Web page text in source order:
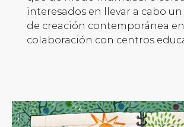
interesados en llevar a cabo
de creación contemporánea en
colaboración con centros